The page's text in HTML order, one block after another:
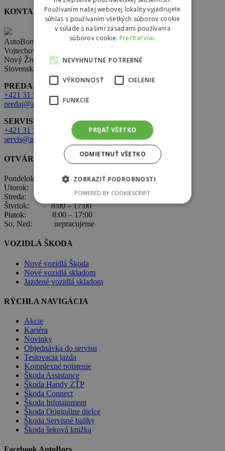
KONTAKT
AutoBors s.r.o.
Vojtechovce 321,
Nový Život 930 38
Slovenská republika
PREDAJ:
+421 31 569 2 502
predaj@autobors.sk
SERVIS:
+421 31 569 1 080
servis@autobors.sk
OTVÁRACIE HODINY
Pondelok: 8:00 – 17:00
Utorok: 8:00 – 17:00
Streda: 8:00 – 17:00
Štvrtok: 8:00 – 17:00
Piatok: 8:00 – 17:00
So, Ned: nepracujeme
VOZIDLÁ ŠKODA
Nové vozidlá Škoda
Nové vozidlá skladom
Jazdené vozidlá skladom
RÝCHLA NAVIGÁCIA
Akcie
Kariéra
Novinky
Objednávka do servisu
Testovacia jazda
Komplexné poistenie
Škoda Assistance
Škoda Handy ZŤP
Škoda Connect
Škoda Infotainment
Škoda Originálne dielce
Škoda Servisné balíky
Škoda šeková knižka
Používaním našej webovej lokality vyjadrujete
súhlas s používaním všetkých súborov cookie
v súlade s našimi zásadami používania
súborov cookie. Prečítať viac
NEVYHNUTNE POTREBNÉ
VÝKONNOSŤ CIELENIE
FUNKCIE
PRIJAŤ VŠETKO
ODMIETNUŤ VŠETKO
ZOBRAZIŤ PODROBNOSTI
POWERED BY COOKIESCRIPT